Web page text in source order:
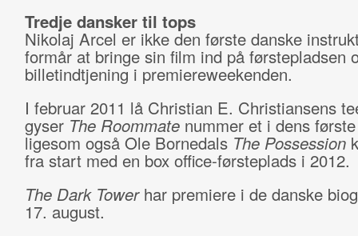
Tredje dansker til tops
Nikolaj Arcel er ikke den første danske
formår at bringe sin film ind på førstepladsen
billetindtjening i premiereweekenden.
I februar 2011 lå Christian E. Christiansens
gyser The Roommatenummer et i dens
ligesom også Ole Bornedals The Possession
fra start med en box office-førsteplads i 2012.
The Dark Towerhar premiere i de danske
17. august.